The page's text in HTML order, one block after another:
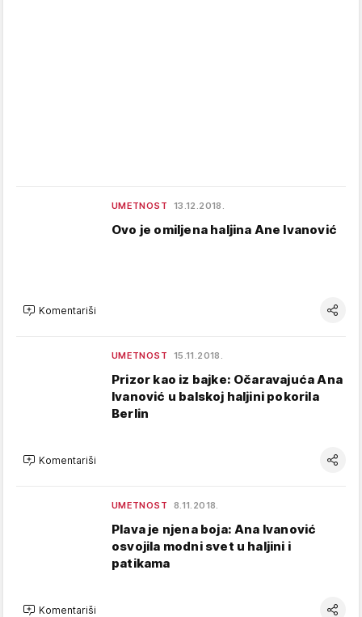
UMETNOST 13.12.2018.
Ovo je omiljena haljina Ane Ivanović
Komentariši
UMETNOST 15.11.2018.
Prizor kao iz bajke: Očaravajuća Ana
Ivanović u balskoj haljini pokorila
Berlin
Komentariši
UMETNOST 8.11.2018.
Plava je njena boja: Ana Ivanović
osvojila modni svet u haljini i
patikama
Komentariši